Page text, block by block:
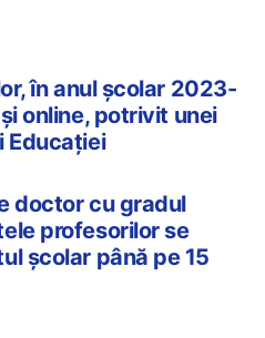
în anul școlar 2023-
online, potrivit unei
Educației
doctor cu gradul
profesorilor se
școlar până pe 15